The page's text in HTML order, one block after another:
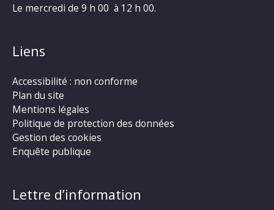
Le mercredi de 9 h 00 à 12 h 00.
Liens
Accessibilité : non conforme
Plan du site
Mentions légales
Politique de protection des données
Gestion des cookies
Enquête publique
Lettre d’information